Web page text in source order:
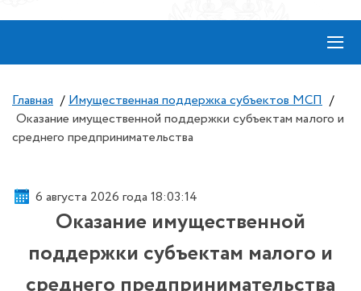
≡
Главная / Имущественная поддержка субъектов МСП /
Оказание имущественной поддержки субъектам малого и
среднего предпринимательства
6 августа 2026 года 18:03:14
Оказание имущественной
поддержки субъектам малого и